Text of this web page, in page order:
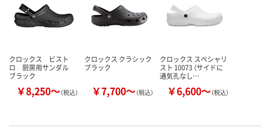
クロックス ビスト
ロ 厨房用サンダル
ブラック
￥8,250～（税込）
クロックス クラシック
ブラック
￥7,700～（税込）
クロックス スペシャリ
スト 10073 （サイドに
通気孔なし…
￥6,600～（税込）